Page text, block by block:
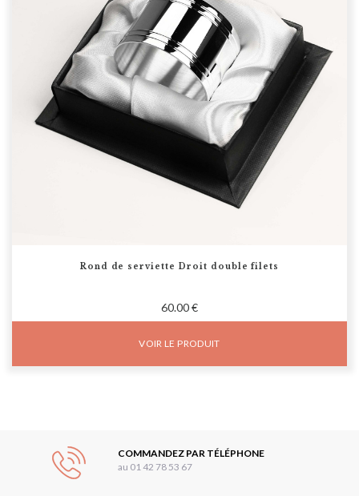
Rond de serviette Droit double filets
60.00 €
VOIR LE PRODUIT
COMMANDEZ PAR TÉLÉPHONE
au 01 42 78 53 67